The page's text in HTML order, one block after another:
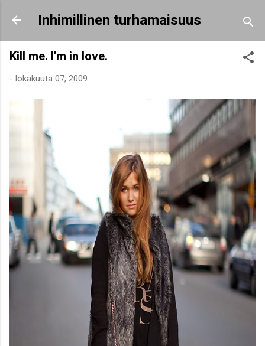
Siirry pääsisältöön
Inhimillinen turhamaisuus
Kill me. I'm in love.
- lokakuuta 07, 2009